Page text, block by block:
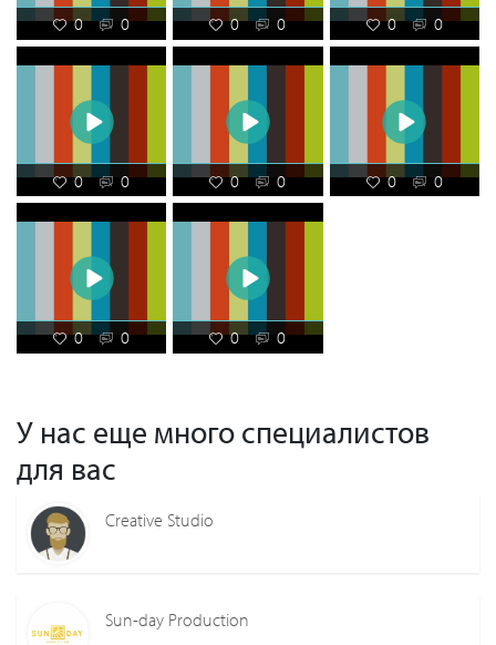
0 0 0 0 0 0
0 0 0 0 0 0
0 0 0 0
У нас еще много специалистов
для вас
Creative Studio
Sun-day Production